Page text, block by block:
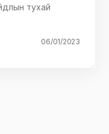
тухай
06/01/2023